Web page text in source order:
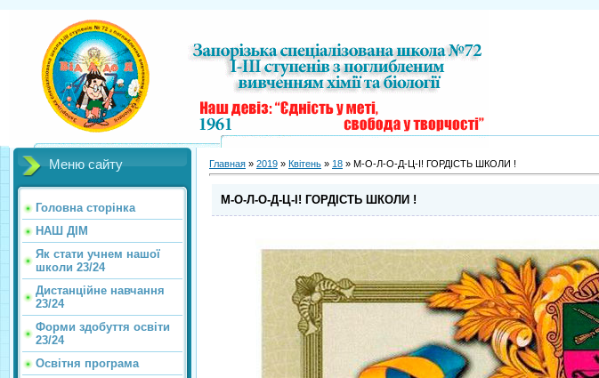
Меню сайту
Головна сторінка
НАШ ДІМ
Як стати учнем нашої
школи 23/24
Дистанційне навчання
23/24
Форми здобуття освіти
23/24
Освітня програма
Главная » 2019 » Квітень » 18 » М-О-Л-О-Д-Ц-І! ГОРДІСТЬ ШКОЛИ !
М-О-Л-О-Д-Ц-І! ГОРДІСТЬ ШКОЛИ !